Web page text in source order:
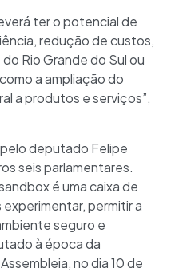
ter o potencial de
redução de custos,
Rio Grande do Sul ou
a ampliação do
a produtos e serviços”,
deputado Felipe
seis parlamentares.
é uma caixa de
permitir a
seguro e
à época da
no dia 10 de